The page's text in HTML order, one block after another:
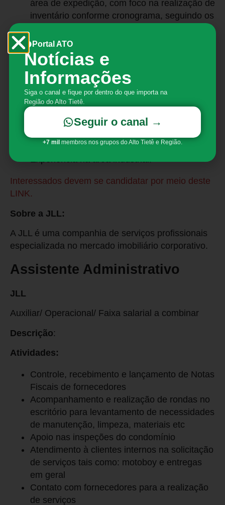
área de expedição, com foco na realização de
inventário conforme cronograma, seguindo os
Requisitos mínimos:
Curso de Operador de Empilhadeira;
Ensino médio completo;
Disponibilidade para revezamento de turno.
Outros requisitos:
Desejável:
Experiência na área industrial.
Interessados devem se candidatar por meio deste
LINK.
Sobre a JLL:
A JLL é uma companhia de serviços profissionais
especializada no mercado imobiliário corporativo.
Assistente Administrativo
JLL
Auxiliar/ Operacional/ Faixa salarial a combinar
Descrição:
Atividades:
Controle, recebimento e lançamento de Notas
Fiscais de fornecedores
Acompanhamento e realização de rondas no
escritório para levantamento de necessidades
de manutenção, limpeza, materiais etc
Apoio nas inspeções do condomínio
Atendimento à clientes internos na solicitação
de serviços tais como: motoboy e entregas
em geral
Contato com fornecedores para a realização
de serviços
Portal ATO
Notícias e
Informações
Siga o canal e fique por dentro do que importa na
Região do Alto Tietê.
Seguir o canal →
+7 mil membros nos grupos do Alto Tietê e Região.